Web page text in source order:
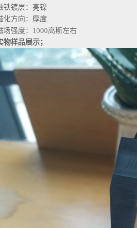
铁镀层：亮镍
化方向：厚度
场强度：1000高斯左右
物样品展示；